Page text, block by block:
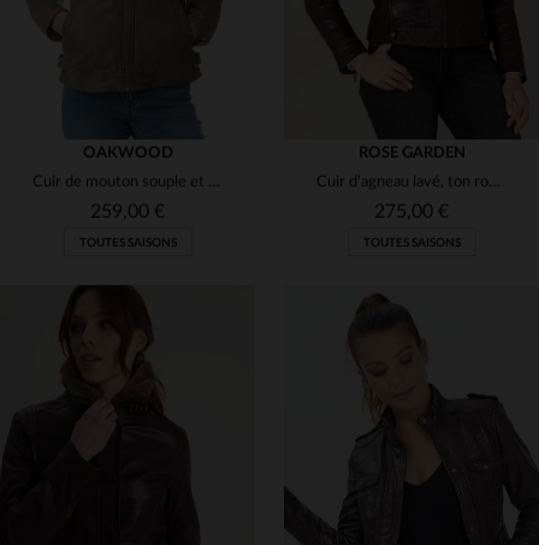
TAILLES DISPONIBLES
OAKWOOD
Cuir de mouton souple et matelassé, style motard féminin et moderne.
259,00 €
TOUTES SAISONS
TAILLES DISPONIBLES
XL
ROSE GARDEN
Cuir d'agneau lavé, ton rougâtre. Style motard, capuche ajustable.
275,00 €
TOUTES SAISONS